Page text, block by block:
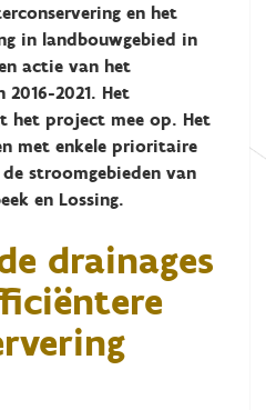
en het
in landbouwgebied in
actie van het
2016-2021. Het
het project mee op. Het
met enkele prioritaire
stroomgebieden van
en Lossing.
drainages